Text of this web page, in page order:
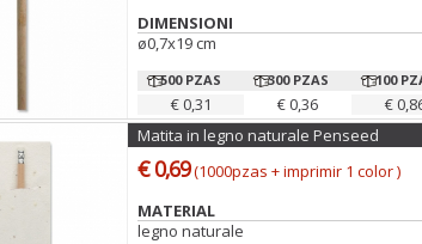
DIMENSIONI
ø0,7x19 cm
500 PZAS
€ 0,31
300 PZAS
€ 0,36
100
€
Matita in legno naturale Penseed
€ 0,69(1000pzas + imprimir 1 color )
MATERIAL
legno naturale